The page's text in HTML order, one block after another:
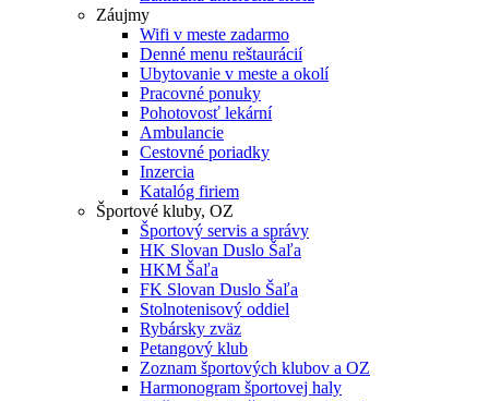
Záujmy
Wifi v meste zadarmo
Denné menu reštaurácií
Ubytovanie v meste a okolí
Pracovné ponuky
Pohotovosť lekární
Ambulancie
Cestovné poriadky
Inzercia
Katalóg firiem
Športové kluby, OZ
Športový servis a správy
HK Slovan Duslo Šaľa
HKM Šaľa
FK Slovan Duslo Šaľa
Stolnotenisový oddiel
Rybársky zväz
Petangový klub
Zoznam športových klubov a OZ
Harmonogram športovej haly